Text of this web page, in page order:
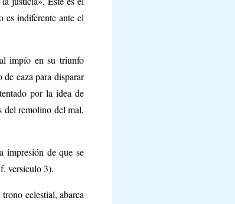
es indiferente ante el
impío en su triunfo
caza para disparar
por la idea de
del remolino del mal,
impresión de que se
versículo 3).
celestial, abarca